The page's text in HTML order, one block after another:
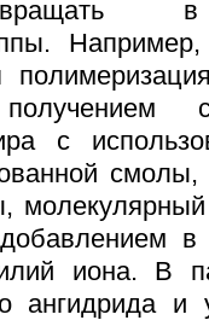
в
с
иона. В
ангидрида и